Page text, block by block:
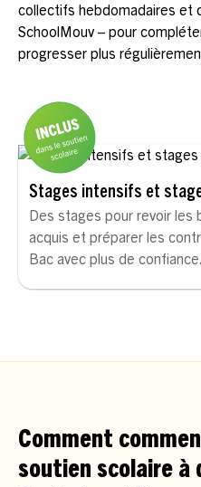
collectifs hebdomadaires et
SchoolMouv – pour
progresser plus
Stages intensifs et
Des stages pour revoir les
acquis et préparer les
Bac avec plus de confiance.
Comment
soutien scolaire à